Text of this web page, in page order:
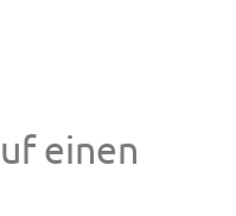
einen